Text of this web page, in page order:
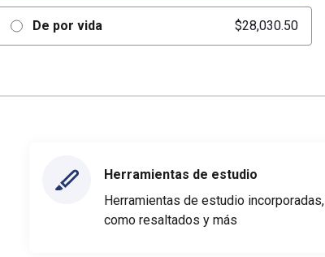
De por vida $28,030.50
Herramientas de estudio
Herramientas de estudio incorporadas,
como resaltados y más